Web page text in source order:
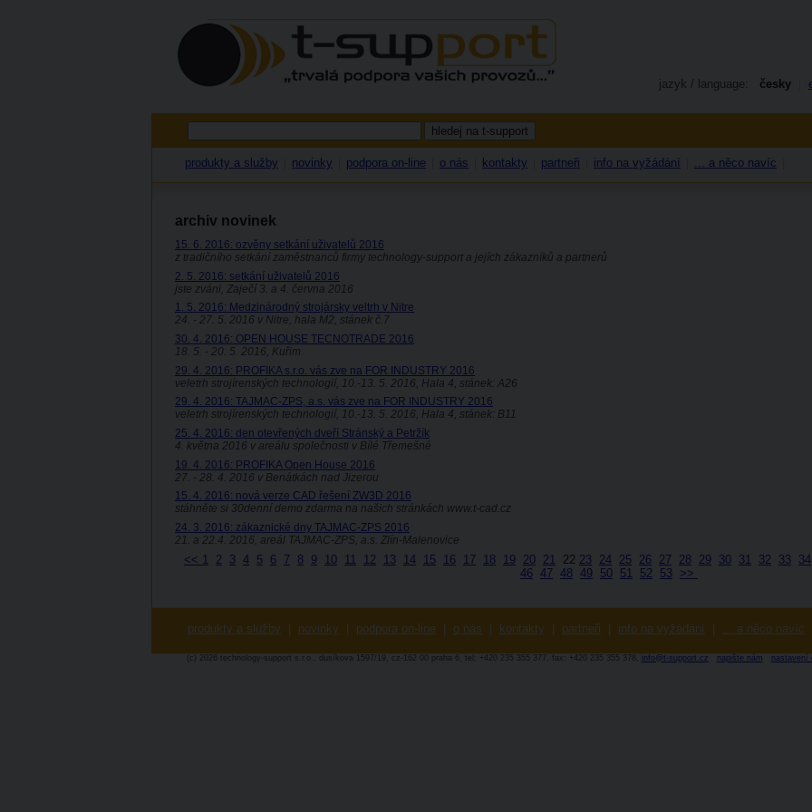
jazyk / language: česky
produkty a služby novinky podpora on-line o nás kontakty partneři info na vyžádání ... a něco navíc
archiv novinek
15. 6. 2016: ozvěny setkání uživatelů 2016
z tradičního setkání zaměstnanců firmy technology-support a jejích zákazníků a partnerů
2. 5. 2016: setkání uživatelů 2016
jste zváni, Zaječí 3. a 4. června 2016
1. 5. 2016: Medzinárodný strojársky veltrh v Nitre
24. - 27. 5. 2016 v Nitre, hala M2, stánek č.7
30. 4. 2016: OPEN HOUSE TECNOTRADE 2016
18. 5. - 20. 5. 2016, Kuřim
29. 4. 2016: PROFIKA s.r.o. vás zve na FOR INDUSTRY 2016
veletrh strojírenských technologií, 10.-13. 5. 2016, Hala 4, stánek: A26
29. 4. 2016: TAJMAC-ZPS, a.s. vás zve na FOR INDUSTRY 2016
veletrh strojírenských technologií, 10.-13. 5. 2016, Hala 4, stánek: B11
25. 4. 2016: den otevřených dveří Stránský a Petržík
4. května 2016 v areálu společnosti v Bílé Třemešné
19. 4. 2016: PROFIKA Open House 2016
27. - 28. 4. 2016 v Benátkách nad Jizerou
15. 4. 2016: nová verze CAD řešení ZW3D 2016
stáhněte si 30denní demo zdarma na našich stránkách www.t-cad.cz
24. 3. 2016: zákaznické dny TAJMAC-ZPS 2016
21. a 22.4. 2016, areál TAJMAC-ZPS, a.s. Zlín-Malenovice
<< 1 2 3 4 5 6 7 8 9 10 11 12 13 14 15 16 17 18 19 20 21 22 23 24 25 26 27 28 29 30 31 32 33 34
46 47 48 49 50 51 52 53 >>
produkty a služby novinky podpora on-line o nás kontakty partneři info na vyžádání ... a něco navíc
(c) 2026 technology-support s.r.o., dusíkova 1597/19, cz-162 00 praha 6, tel: +420 235 355 377, fax: +420 235 355 378, info@t-support.cz napište nám nastavení